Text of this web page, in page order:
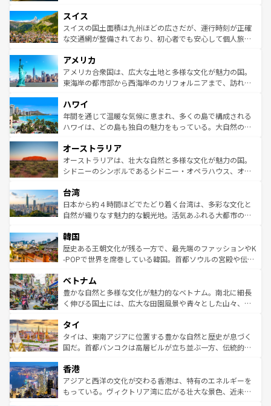
れる地方に足を運ぶとそれぞれで全く異なる文化を体験で
きるだろう。 なお、新着のフランス情報はコンテンツ一覧
を参照してほしい。
は、お酒好きな人にはぜひ体験してほしい。 なお、新着の
ドイツ情報はコンテンツ一覧を参照してほしい。
リアごとに異なる魅力がある。また、優雅なアフタヌーン
ティー、ビール好きにはたまらない英国パブ、サッカー観
戦など、本場だからこそできる体験も豊富。イギリスを旅
ンツ一覧を参照してほしい。
スイス
スイスの国土面積は九州ほどの広さだが、運行時刻が正確
な交通網が整備されており、初心者でも安心して個人旅行
の建物がそのまま残る町や、スイスならではのユニークな
博物館もあり、アルプス観光だけでなく町歩きも満喫する
ことができる。国民の所得が高いため物価も高いが、旅行
ば市内交通費無料で観光を楽しむこともできる。 なお、新
着のスイス情報はコンテンツ一覧 を参照してほしい。
アメリカ
アメリカ合衆国は、広大な土地と多様な文化が魅力の国。
東海岸の都市部から西海岸のカリフォルニアまで、訪れる
のような巨大都市は、観光、ショッピング、エンターテイ
ンメントが詰まった刺激的なスポットだ。一方、アメリカ
西部には大自然が広がり、グランドキャニオンやイエロー
部のニューオーリンズでは、音楽と美食が融合した独特の
文化が魅力。旅行者はアメリカの各地域で異なる魅力を楽
しみながら、その多様性と豊かな歴史を感じることができ
ならではの贅沢な旅のスタイルだ。 なお、新着のアメリカ
情報はコンテンツ一覧を参照してほしい。
ハワイ
年間を通じて温暖な気候に恵まれ、多くの島で構成される
ハワイは、どの島も独自の魅力をもっている。大自然の神
ワイ島は見逃せない。また、定番の観光地といえばオアフ
島だが、静かな自然を求めるならマウイ島やカウアイ島が
おすすめ。エメラルドグリーンに輝く海をはじめ、豊かな
れるおもてなしの心で訪れる人々を迎えてくれるハワイの
人々、おいしいローカルフードやハワイアンミュージッ
ク、伝統的なフラダンスなど、すべてがハワイの魅力を彩
ワイを、存分に味わってほしい。 なお、新着のハワイ情報
はコンテンツ一覧を参照してほしい。
オーストラリア
オーストラリアは、壮大な自然と多様な文化が魅力の国。
シドニーのシンボルであるシドニー・オペラハウス、オー
リアリーフや大陸中央部にそびえるウルル（エアーズロッ
ク）、タスマニアの美しい原生林やケアンズの熱帯雨林な
ど、見どころがたくさん。また、カフェやワイン、オージ
いる。アクティビティも充実しており、サーフィンやダイ
ビング、ハイキングなど、アウトドア好きにはたまらな
い。オーストラリアの多彩な魅力を存分に味わいつくそ
参照してほしい。
台湾
日本から約４時間ほどでたどり着く台湾は、多彩な文化と
自然が織りなす魅力的な観光地。活気あふれる大都市の台
ン）、静ひつな山岳地帯である台湾東部など、都市の喧騒
と山間の静けさが共存しており、訪れる人に新しい発見と
驚きをもたらしてくれる。また、奥深い台湾の食文化も魅
容にもいいと評判のスイーツなど、バラエティ豊かな料理
が味わえる。 なお、新着の台湾情報は コンテンツ一覧を参
照してほしい。
韓国
歴史ある王朝文化が残る一方で、最先端のファッションやK
-POPで世界を席巻している韓国。首都ソウルの宮殿や伝統
き、地方に足を延ばせば四季折々の自然美を楽しむことが
できる。そして、キムチや焼肉、絶品のストリートフード
まで、さまざまな韓国料理が待っている。夜には、韓国な
リティに包まれながら、韓国の多彩な魅力を心ゆくまで味
わってみてほしい。 なお、新着の韓国情報はコンテンツ一
覧を参照してほしい。
ベトナム
豊かな自然と多様な文化が魅力的なベトナム。南北に細長
く伸びる国土には、広大な田園風景や青々とした山々、世
急速な発展と共に伝統が息づく。ハノイの古い町並みやホ
ーチミン市のフランス統治時代の建物も、独特の雰囲気を
醸し出している。また、バラエティの豊かさとおいしさで
とつ。フォーやバインミー、ベトナムコーヒーなどは、ぜ
ひ現地で味わいたい。どの地域を訪れてもあたたかい人々
が旅行者を迎えてくれるので、きっと忘れられない旅にな
タイ
タイは、東南アジアに位置する豊かな自然と歴史が息づく
国だ。首都バンコクは高層ビルが立ち並ぶ一方、伝統的な
の活気が交差している。北部ではチェンマイなどの山岳地
帯で自然と触れ合い、南部ではプーケットやクラビの美し
いビーチでリゾート気分を楽しむことができる。タイ料理
香港
アジアと西洋の文化が交わる香港は、特有のエネルギーを
もっている。ヴィクトリア湾に広がる壮大な景色、近未来